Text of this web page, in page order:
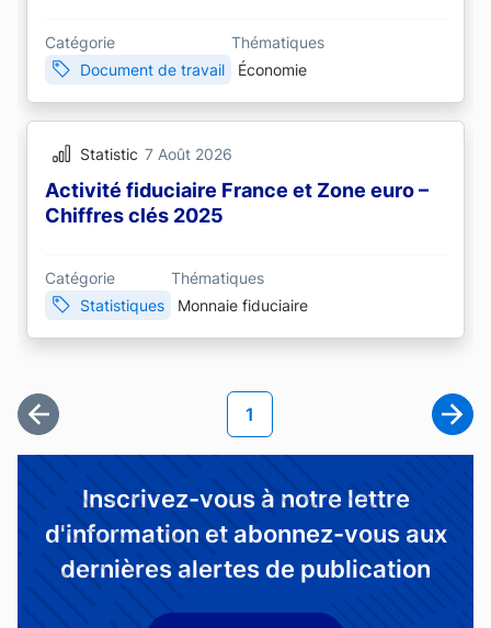
Catégorie
Document de travail
Thématiques
Économie
Statistic 7 Août 2026
Activité fiduciaire France et Zone euro –
Chiffres clés 2025
Catégorie
Statistiques
Thématiques
Monnaie fiduciaire
Première page
Page courante
1
Inscrivez-vous à notre lettre
d'information et abonnez-vous aux
dernières alertes de publication